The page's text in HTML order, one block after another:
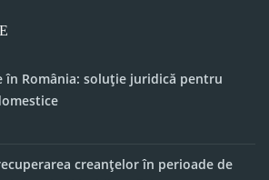
România: soluție juridică pentru
creanțelor în perioade de